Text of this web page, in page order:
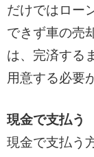
だけではロー
できず車の売
は、完済する
用意する必要
現金で支払う
現金で支払う